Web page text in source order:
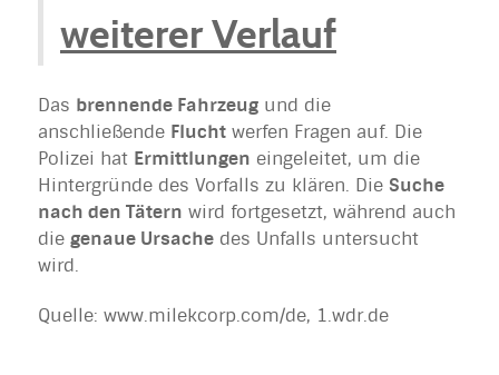
weiterer Verlauf
Das brennende Fahrzeug und die
anschließende Flucht werfen Fragen auf. Die
Polizei hat Ermittlungen eingeleitet, um die
Hintergründe des Vorfalls zu klären. Die Suche
nach den Tätern wird fortgesetzt, während auch
die genaue Ursache des Unfalls untersucht
wird.
Quelle: www.milekcorp.com/de, 1.wdr.de